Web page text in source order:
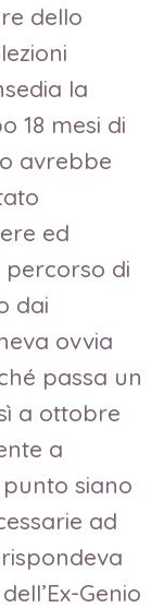
dello
la
18 mesi di
avrebbe
ed
percorso di
dai
ovvia
passa un
a ottobre
a
siano
ad
Genio